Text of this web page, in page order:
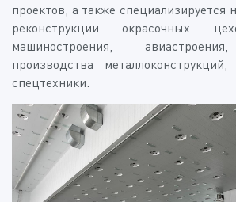
проектов, а также специализируется
реконструкции окрасочных
машиностроения,
производства
спецтехники.